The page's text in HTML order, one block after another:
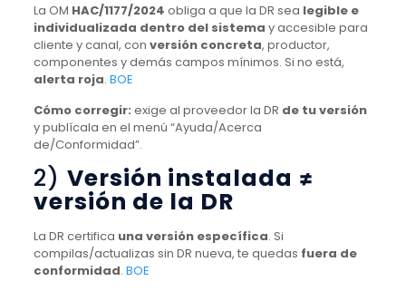
La OM HAC/1177/2024 obliga a que la DR sea legible e
individualizada dentro del sistema y accesible para
cliente y canal, con versión concreta, productor,
componentes y demás campos mínimos. Si no está,
alerta roja. BOE
Cómo corregir: exige al proveedor la DR de tu versión
y publícala en el menú “Ayuda/Acerca
de/Conformidad”.
2) Versión instalada ≠
versión de la DR
La DR certifica una versión específica. Si
compilas/actualizas sin DR nueva, te quedas fuera de
conformidad. BOE